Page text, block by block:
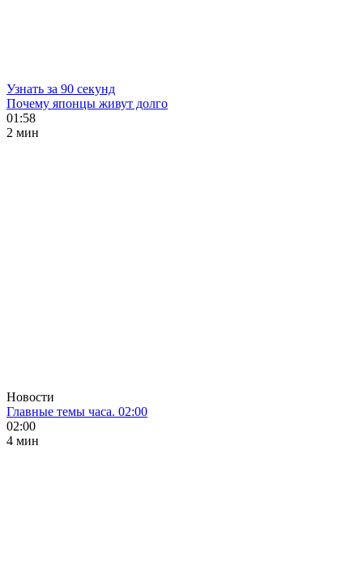
Узнать за 90 секунд
Почему японцы живут долго
01:58
2 мин
Новости
Главные темы часа. 02:00
02:00
4 мин